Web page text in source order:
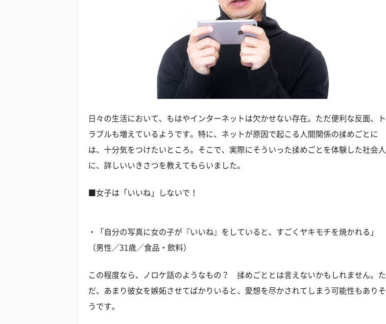
日々の生活において、もはやインターネットは欠かせない存在。ただ便利な反面、ト
ラブルも増えているようです。特に、ネットが原因で起こる人間関係の揉めごとに
は、十分気をつけたいところ。そこで、実際にそういった揉めごとを体験した社会人
に、詳しいいきさつを教えてもらいました。
■女子は「いいね」しないで！
・「自分の写真に女の子が『いいね』をしていると、すごくヤキモチを焼かれる」
（男性／31歳／食品・飲料）
この程度なら、ノロケ話のようなもの？ 揉めごととは言えないかもしれません。た
だ、あまり彼女を嫉妬させてばかりいると、愛想を尽かされてしまう可能性もありそ
うです。